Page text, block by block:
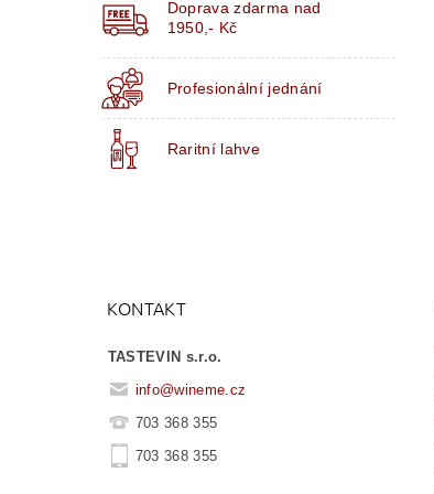
Doprava zdarma nad
1950,- Kč
Profesionální jednání
Raritní lahve
KONTAKT
TASTEVIN s.r.o.
info@wineme.cz
703 368 355
703 368 355